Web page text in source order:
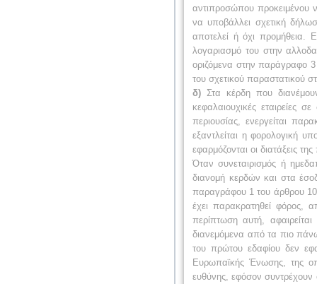
αντιπροσώπου προκειμένου
να υποβάλλει σχετική
αποτελεί ή όχι προμήθεια.
λογαριασμό του στην
οριζόμενα στην παράγραφο
του σχετικού παραστατικού
δ) Στα κέρδη που
κεφαλαιουχικές
περιουσίας, ενεργείται
εξαντλείται η φορολογική
εφαρμόζονται οι διατάξεις
Όταν συνεταιρισμός ή
διανομή κερδών και στα
παραγράφου 1 του άρθρου
έχει παρακρατηθεί φόρος,
περίπτωση αυτή,
διανεμόμενα από τα πιο
του πρώτου εδαφίου δεν
Ευρωπαϊκής Ένωσης, της
ευθύνης, εφόσον